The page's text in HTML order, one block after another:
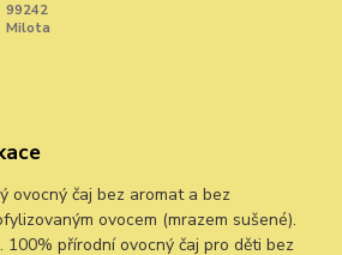
99242
Milota
ovocný čaj bez aromat a bez
ovocem (mrazem sušené).
přírodní ovocný čaj pro děti bez